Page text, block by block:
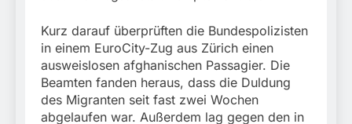
Kurz darauf überprüften die Bundespolizisten
in einem EuroCity-Zug aus Zürich einen
ausweislosen afghanischen Passagier. Die
Beamten fanden heraus, dass die Duldung
des Migranten seit fast zwei Wochen
abgelaufen war. Außerdem lag gegen den in